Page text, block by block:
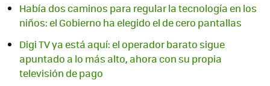
Había dos caminos para regular la tecnología en los
niños: el Gobierno ha elegido el de cero pantallas
Digi TV ya está aquí: el operador barato sigue
apuntado a lo más alto, ahora con su propia
televisión de pago